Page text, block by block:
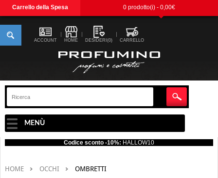
Carrello della Spesa 0 prodotto(i) - 0,00€
ACCOUNT HOME DESIDERI(0) CARRELLO
MENÙ
Codice sconto -10%: HALLOW10
HOME OCCHI OMBRETTI